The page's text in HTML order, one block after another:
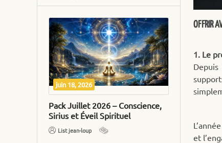
juin 18, 2026
Pack Juillet 2026 – Conscience,
Sirius et Éveil Spirituel
List jean-loup
Mai 20,
Jean-Loup
OFFRIR
1. Le
et